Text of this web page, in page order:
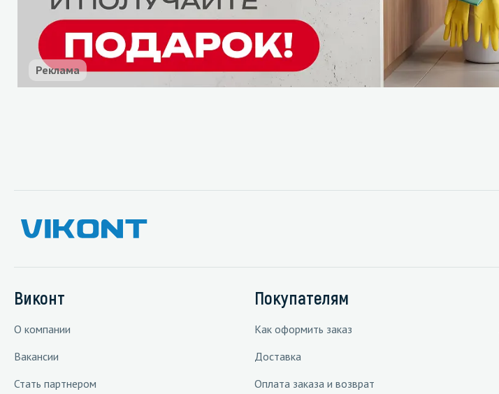
Реклама
Виконт
О компании
Вакансии
Стать партнером
Покупателям
Как оформить заказ
Доставка
Оплата заказа и возврат